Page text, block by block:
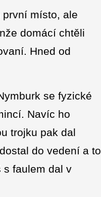
místo, ale
domácí chtěli
Hned od
se fyzické
Navíc ho
trojku pak dal
do vedení a to
s faulem dal v